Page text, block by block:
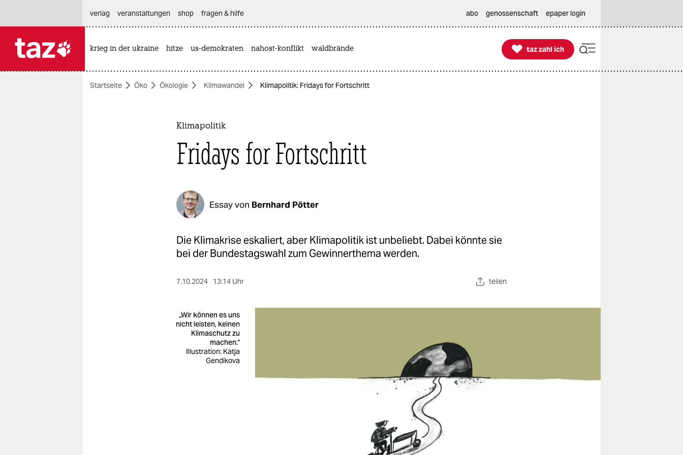
themen
verlag
veranstaltungen shop fragen & hilfe abo genossenschaft epaper login
krieg in der ukraine hitze us-demokraten nahost-konflikt waldbrände 
taz zahl ich
taz zahl ich
Startseite Öko Ökologie Klimawandel Klimapolitik: Fridays for Fortschritt
Klimapolitik
Fridays for Fortschritt
Essay von Bernhard Pötter
Die Klimakrise eskaliert, aber Klimapolitik ist unbeliebt. Dabei könnte sie
bei der Bundestagswahl zum Gewinnerthema werden.
7.10.2024 13:14 Uhr teilen
„Wir können es uns
nicht leisten, keinen
Klimaschutz zu
machen.“
Illustration: Katja
Gendikova